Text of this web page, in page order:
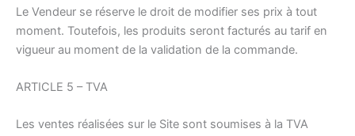
Le Vendeur se réserve le droit de modifier ses prix à tout
moment. Toutefois, les produits seront facturés au tarif en
vigueur au moment de la validation de la commande.
ARTICLE 5 – TVA
Les ventes réalisées sur le Site sont soumises à la TVA